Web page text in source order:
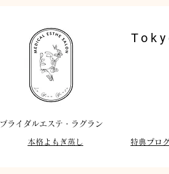
​ブライダルエステ・ラグラン
​本格よもぎ蒸し 特典プロ